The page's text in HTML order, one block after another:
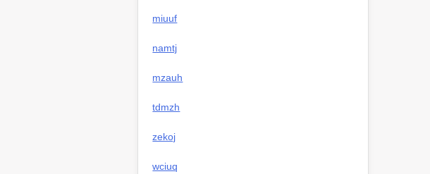
miuuf
namtj
mzauh
tdmzh
zekoj
wciuq